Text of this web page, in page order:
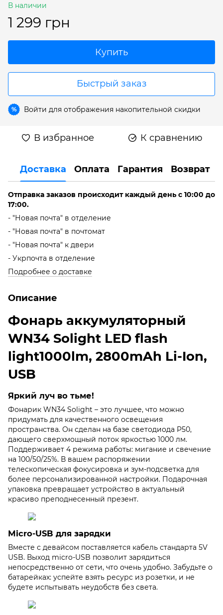
В наличии
1 299 грн
Купить
Быстрый заказ
% Войти для отображения накопительной скидки
В избранное К сравнению
Доставка Оплата Гарантия Возврат
Отправка заказов происходит каждый день с 10:00 до
17:00.
- "Новая почта" в отделение
- "Новая почта" в почтомат
- "Новая почта" к двери
- Укрпочта в отделение
Подробнее о доставке
Описание
Фонарь аккумуляторный
WN34 Solight LED flash
light1000lm, 2800mAh Li-Ion,
USB
Яркий луч во тьме!
Фонарик WN34 Solight – это лучшее, что можно
придумать для качественного освещения
пространства. Он сделан на базе светодиода P50,
дающего сверхмощный поток яркостью 1000 лм.
Поддерживает 4 режима работы: мигание и свечение
на 100/50/25%. В вашем распоряжении
телескопическая фокусировка и зум-подсветка для
более персонализированной настройки. Подарочная
упаковка превращает устройство в актуальный
красиво преподнесенный презент.
Micro-USB для зарядки
Вместе с девайсом поставляется кабель стандарта 5V
USB. Выход micro-USB позволит зарядиться
непосредственно от сети, что очень удобно. Забудьте о
батарейках: успейте взять ресурс из розетки, и не
будете испытывать неудобств без света.